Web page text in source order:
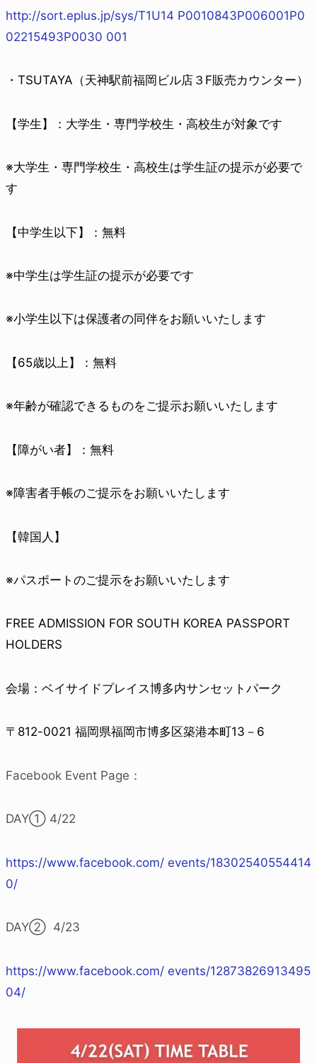
http://sort.eplus.jp/sys/T1U14 P0010843P006001P0
02215493P0030 001
・TSUTAYA（天神駅前福岡ビル店３F販売カウンター）
【学生】：大学生・専門学校生・高校生が対象です
※大学生・専門学校生・高校生は学生証の提示が必要で
す
【中学生以下】：無料
※中学生は学生証の提示が必要です
※小学生以下は保護者の同伴をお願いいたします
【65歳以上】：無料
※年齢が確認できるものをご提示お願いいたします
【障がい者】：無料
※障害者手帳のご提示をお願いいたします
【韓国人】
※パスポートのご提示をお願いいたします
FREE ADMISSION FOR SOUTH KOREA PASSPORT
HOLDERS
会場：ベイサイドプレイス博多内サンセットパーク
〒812-0021 福岡県福岡市博多区築港本町13－6
Facebook Event Page：
DAY① 4/22
https://www.facebook.com/ events/18302540554414
0/
DAY② 4/23
https://www.facebook.com/ events/12873826913495
04/